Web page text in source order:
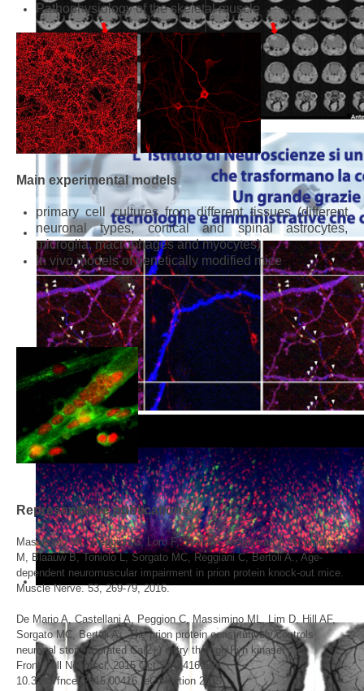
Pathophysiology of the skeletal muscle
Main experimental models
primary cell cultures from different tissues (different
neuronal types, cortical and spinal astrocytes,
microglia, macrophages and myocytes)
In vivo models of genetically modified mice
Representative publications
Massimino ML, Peggion C, Loro F, Stella R, Megighian A, Scorzeto
M, Blaauw B, Toniolo L, Sorgato MC, Reggiani C, Bertoli A., Age-
dependent neuromuscular impairment in prion protein knock-out mice.
Muscle Nerve. 53, 269-79, 2016.
De Mario A, Castellani A, Peggion C, Massimino ML, Lim D, Hill AF,
Sorgato MC, Bertoli A.,The prion protein constitutively controls
neuronal store-operated Ca(2+) entry through Fyn kinase.
Front Cell Neurosci. 2015 Oct 28;9:416. doi:
10.3389/fncel.2015.00416. eCollection 2015.